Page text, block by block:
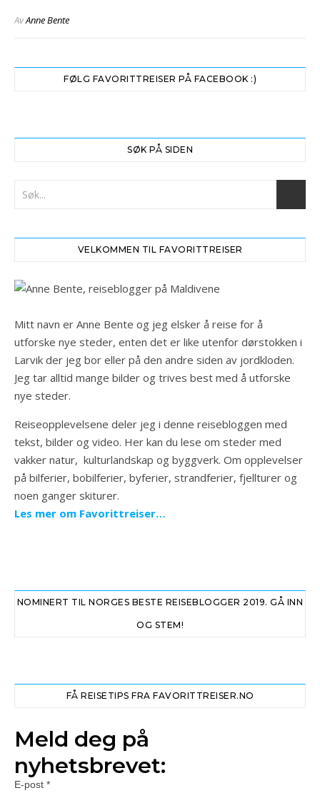
AvAnne Bente
FØLG FAVORITTREISER PÅ FACEBOOK :)
SØK PÅ SIDEN
VELKOMMEN TIL FAVORITTREISER
Mitt navn er Anne Bente og jeg elsker å reise for å
utforske nye steder, enten det er like utenfor dørstokken i
Larvik der jeg bor eller på den andre siden av jordkloden.
Jeg tar alltid mange bilder og trives best med å utforske
nye steder.
Reiseopplevelsene deler jeg i denne reisebloggen med
tekst, bilder og video. Her kan du lese om steder med
vakker natur, kulturlandskap og byggverk. Om opplevelser
på bilferier, bobilferier, byferier, strandferier, fjellturer og
noen ganger skiturer.
Les mer om Favorittreiser…
NOMINERT TIL NORGES BESTE REISEBLOGGER 2019. GÅ INN
OG STEM!
FÅ REISETIPS FRA FAVORITTREISER.NO
Meld deg på
nyhetsbrevet:
E-post *